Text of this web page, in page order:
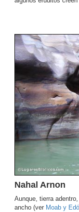
Nahal Arnon
Aunque, tierra
ancho (ver Moab y